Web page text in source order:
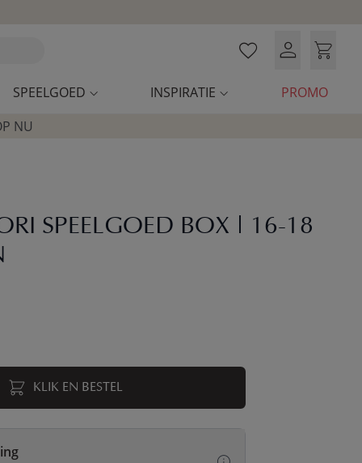
SPEELGOED INSPIRATIE
PROMO
NU
SPEELGOED BOX | 16-18
KLIK EN BESTEL